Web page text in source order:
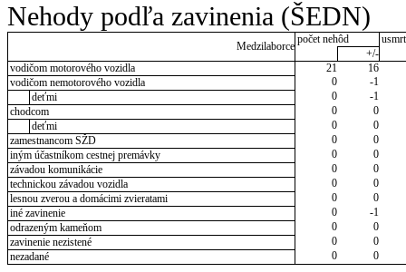
Nehody podľa zavinenia (ŠEDN)
Medzilaborce
počet nehôd
+/-
vodičom motorového vozidla
21
16
vodičom nemotorového vozidla
0
-1
deťmi
0
-1
chodcom
0
0
deťmi
0
0
zamestnancom SŽD
0
0
iným účastníkom cestnej premávky
0
0
závadou komunikácie
0
0
technickou závadou vozidla
0
0
lesnou zverou a domácimi zvieratami
0
0
iné zavinenie
0
-1
odrazeným kameňom
0
0
zavinenie nezistené
0
0
nezadané
0 0